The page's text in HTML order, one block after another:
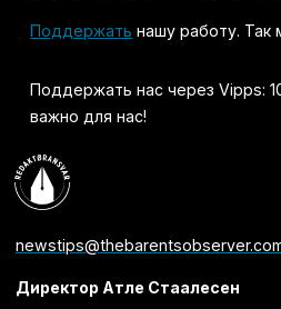
Поддержать нашу работу. Так
Поддержать нас через Vipps:
важно для нас!
Директор Атле Стаалесен